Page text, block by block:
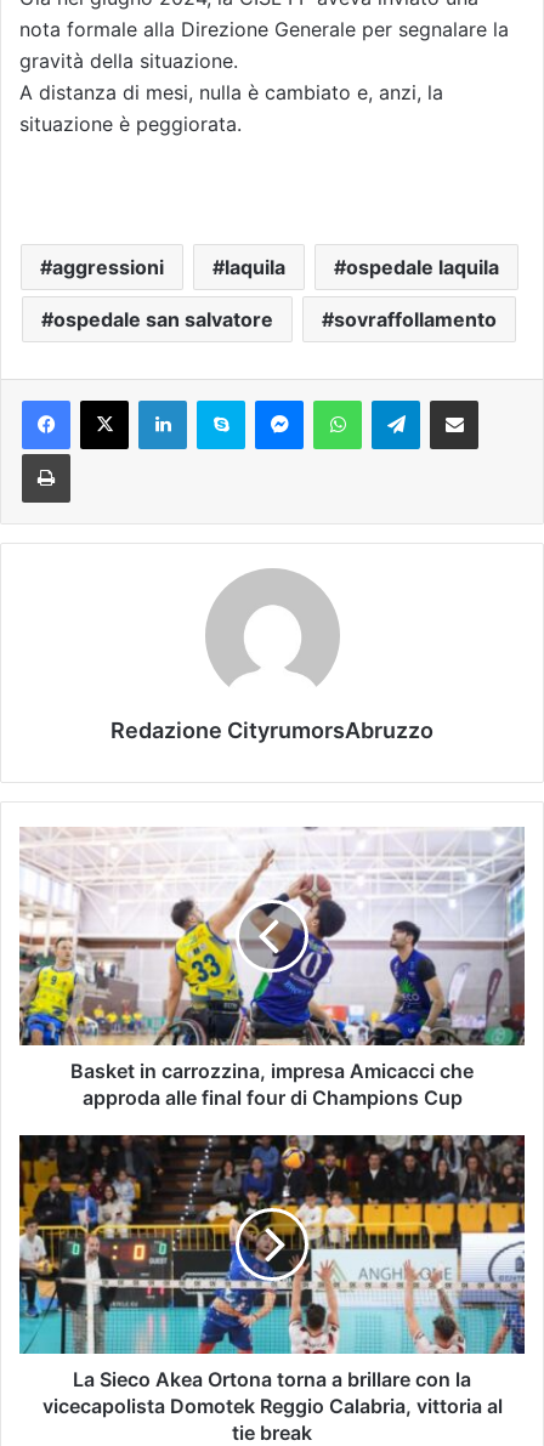
nota formale alla Direzione Generale per segnalare la
gravità della situazione.
A distanza di mesi, nulla è cambiato e, anzi, la
situazione è peggiorata.
aggressioni laquila ospedale laquila
ospedale san salvatore sovraffollamento
Telegram
Redazione CityrumorsAbruzzo
Basket in carrozzina, impresa Amicacci che
approda alle final four di Champions Cup
La Sieco Akea Ortona torna a brillare con la
vicecapolista Domotek Reggio Calabria, vittoria al
tie break